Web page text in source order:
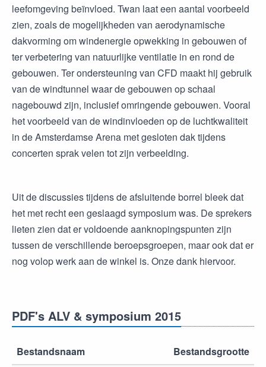
leefomgeving beïnvloed. Twan laat een aantal voorbeeld
zien, zoals de mogelijkheden van aerodynamische
dakvorming om windenergie opwekking in gebouwen of
ter verbetering van natuurlijke ventilatie in en rond de
gebouwen. Ter ondersteuning van CFD maakt hij gebruik
van de windtunnel waar de gebouwen op schaal
nagebouwd zijn, inclusief omringende gebouwen. Vooral
het voorbeeld van de windinvloeden op de luchtkwaliteit
in de Amsterdamse Arena met gesloten dak tijdens
concerten sprak velen tot zijn verbeelding.
Uit de discussies tijdens de afsluitende borrel bleek dat
het met recht een geslaagd symposium was. De sprekers
lieten zien dat er voldoende aanknopingspunten zijn
tussen de verschillende beroepsgroepen, maar ook dat er
nog volop werk aan de winkel is. Onze dank hiervoor.
PDF's ALV & symposium 2015
Bestandsnaam
Bestandsgrootte